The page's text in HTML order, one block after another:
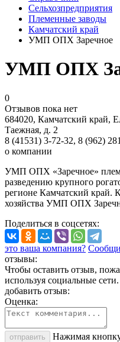
Сельхозпредприятия
Племенные заводы
Камчатский край
УМП ОПХ Заречное
УМП ОПХ
0
Отзывов пока нет
684020, Камчатский край,
Таежная, д. 2
8 (41531) 3-72-32, 8 (962)
о компании
УМП ОПХ «Заречное»
разведению крупного
регионе Камчатский край.
хозяйства УМП ОПХ
Поделиться в соцсетях:
это ваша компания?
отзывы:
Чтобы оставить отзыв,
используя социальные сети.
добавить отзыв:
Оценка:
отправить
Нажимая